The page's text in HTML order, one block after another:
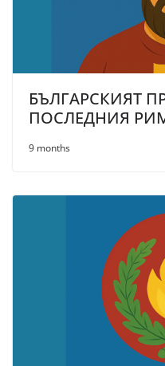
БЪЛГАРСКИЯТ
ПОСЛЕДНИЯ
9 months